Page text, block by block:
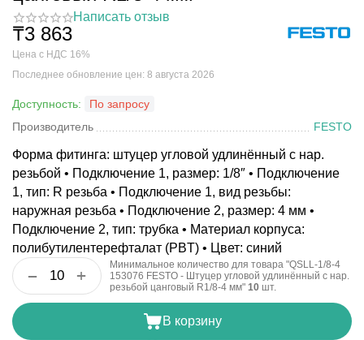
Написать отзыв
₸3 863
Цена с НДС 16%
Последнее обновление цен: 8 августа 2026
Доступность:
По запросу
Производитель
FESTO
Форма фитинга: штуцер угловой удлинённый с нар.
резьбой • Подключение 1, размер: 1/8″ • Подключение
1, тип: R резьба • Подключение 1, вид резьбы:
наружная резьба • Подключение 2, размер: 4 мм •
Подключение 2, тип: трубка • Материал корпуса:
полибутилентерефталат (PBT) • Цвет: синий
+
−
Минимальное количество для товара "QSLL-1/8-4
153076 FESTO - Штуцер угловой удлинённый с нар.
резьбой цанговый R1/8-4 мм" 10 шт.
В корзину